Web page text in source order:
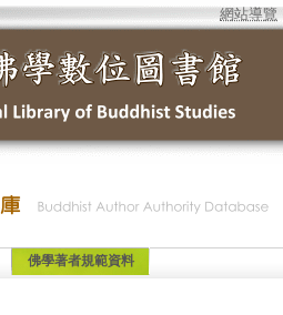
網站導覽
佛學著者規範資料